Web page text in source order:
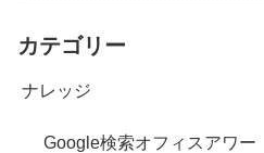
カテゴリー
ナレッジ
Google検索オフィスアワー